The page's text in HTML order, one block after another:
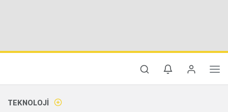
TEKNOLOJI